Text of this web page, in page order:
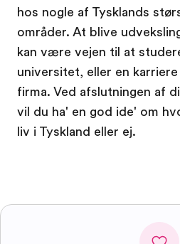
hos nogle af Tysklands
områder. At blive
kan være vejen til at
universitet, eller en
firma. Ved afslutningen af
vil du ha' en god ide' om
liv i Tyskland eller ej.